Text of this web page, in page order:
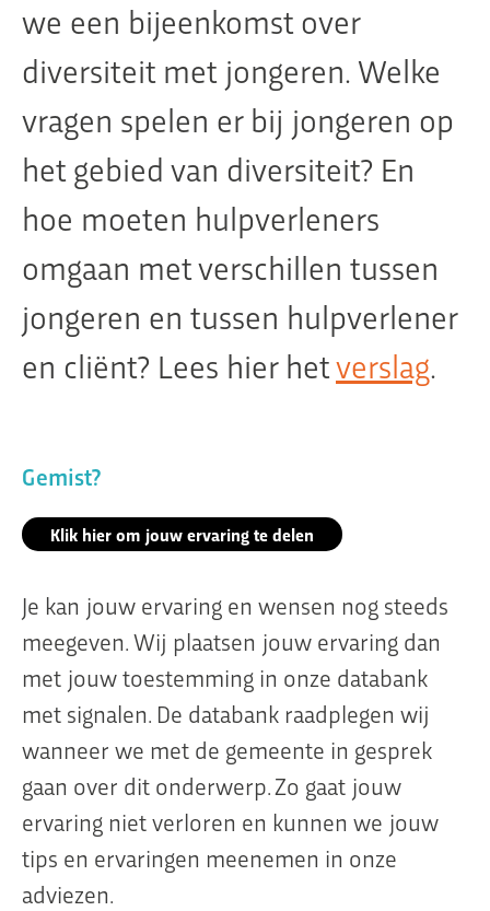
Dit is Jeugdplatform Amsterdam
De adviesgroep
we een bijeenkomst over
diversiteit met jongeren. Welke
vragen spelen er bij jongeren op
het gebied van diversiteit? En
hoe moeten hulpverleners
omgaan met verschillen tussen
jongeren en tussen hulpverlener
en cliënt? Lees hier hetverslag.
Gemist?
Klik hier om jouw ervaring te delen
Je kan jouw ervaring en wensen nog steeds
meegeven. Wij plaatsen jouw ervaring dan
met jouw toestemming in onze databank
met signalen. De databank raadplegen wij
wanneer we met de gemeente in gesprek
gaan over dit onderwerp. Zo gaat jouw
ervaring niet verloren en kunnen we jouw
tips en ervaringen meenemen in onze
adviezen.